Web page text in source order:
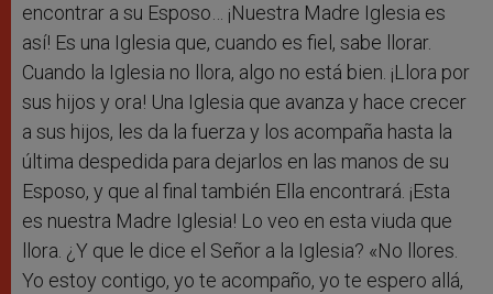
encontrar a su Esposo… ¡Nuestra Madre Iglesia es
así! Es una Iglesia que, cuando es fiel, sabe llorar.
Cuando la Iglesia no llora, algo no está bien. ¡Llora por
sus hijos y ora! Una Iglesia que avanza y hace crecer
a sus hijos, les da la fuerza y ​​los acompaña hasta la
última despedida para dejarlos en las manos de su
Esposo, y que al final también Ella encontrará. ¡Esta
es nuestra Madre Iglesia! Lo veo en esta viuda que
llora. ¿Y que le dice el Señor a la Iglesia? «No llores.
Yo estoy contigo, yo te acompaño, yo te espero allá,